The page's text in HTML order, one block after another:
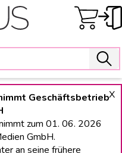
X
Geschäftsbetrieb
zum 01. 06. 2026
GmbH.
an seine frühere